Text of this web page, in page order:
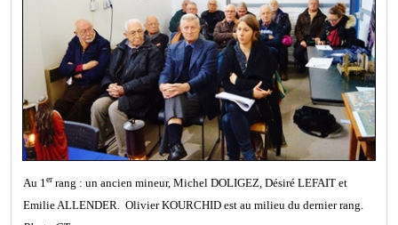
Au 1errang : un ancien mineur, Michel DOLIGEZ, Désiré LEFAIT et
Emilie ALLENDER. Olivier KOURCHID est au milieu du dernier rang.